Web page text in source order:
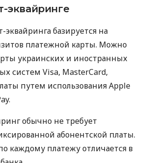
эквайринге
эквайринга базируется на
платежной карты. Можно
украинских и иностранных
систем Visa, MasterCard,
путем использования Apple
обычно не требует
абонентской платы.
каждому платежу отличается в